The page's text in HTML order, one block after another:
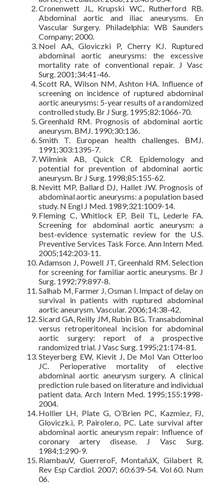
Cronenwett JL, Krupski WC, Rutherford RB.
Abdominal aortic and iliac aneurysms. En
Vascular Surgery. Philadelphia: WB Saunders
Company; 2000.
Noel AA, Gloviczki P, Cherry KJ. Ruptured
abdominal aortic aneurysms: the excessive
mortality rate of conventional repair. J Vasc
Surg. 2001;34:41-46.
Scott RA, Wilson NM, Ashton HA. Influence of
screening on incidence of ruptured abdominal
aortic aneurysms: 5-year results of a randomized
controlled study. Br J Surg. 1995;82:1066-70.
Greenhald RM. Prognosis of abdominal aortic
aneurysm. BMJ. 1990;30:136.
Smith T. European health challenges. BMJ.
1991;303:1395-7.
Wilmink AB, Quick CR. Epidemology and
potential for prevention of abdominal aortic
aneurysm. Br J Surg. 1998;85:155-62.
Nevitt MP, Ballard DJ, Hallet JW. Prognosis of
abdominal aortic aneurysms: a population based
study. N Engl J Med. 1989;321:1009-14.
Fleming C, Whitlock EP, Beil TL, Lederle FA.
Screening for abdominal aortic aneurysm: a
best-evidence systematic review for the U.S.
Preventive Services Task Force. Ann Intern Med.
2005;142:203-11.
Adamson J, Powell JT, Greenhald RM. Selection
for screening for familiar aortic aneurysms. Br J
Surg. 1992;79:897-8.
Salhab M, Farmer J, Osman I. Impact of delay on
survival in patients with ruptured abdominal
aortic aneurysm. Vascular. 2006;14:38-42.
Sicard GA, Reilly JM, Rubin BG. Transabdominal
versus retroperitoneal incision for abdominal
aortic surgery: report of a prospective
randomized trial. J Vasc Surg. 1995;21:174-81.
Steyerberg EW, Kievit J, De Mol Van Otterloo
JC. Perioperative mortality of elective
abdominal aortic aneurysm surgery. A clinical
prediction rule based on literature and individual
patient data. Arch Intern Med. 1995;155:1998-
2004.
Hollier LH, Plate G, O’Brien PC, Kazmie.r, FJ,
Gloviczk.i, P, Pairoler.o, PC. Late survival after
abdominal aortic aneurysm repair: Influence of
coronary artery disease. J Vasc Surg.
1984;1:290-9.
RiambauV, GuerreroF, MontañáX, Gilabert R.
Rev Esp Cardiol. 2007; 60:639-54. Vol 60. Num
06.